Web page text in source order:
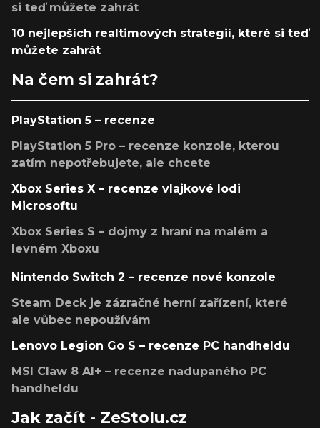
si teď můžete zahrát
10 nejlepších realtimových strategií, které si teď
můžete zahrát
Na čem si zahrát?
PlayStation 5 – recenze
PlayStation 5 Pro – recenze konzole, kterou
zatím nepotřebujete, ale chcete
Xbox Series X – recenze vlajkové lodi
Microsoftu
Xbox Series S – dojmy z hraní na malém a
levném Xboxu
Nintendo Switch 2 – recenze nové konzole
Steam Deck je zázračné herní zařízení, které
ale vůbec nepoužívám
Lenovo Legion Go S – recenze PC handheldu
MSI Claw 8 AI+ – recenze nadupaného PC
handheldu
Jak začít - ZeStolu.cz